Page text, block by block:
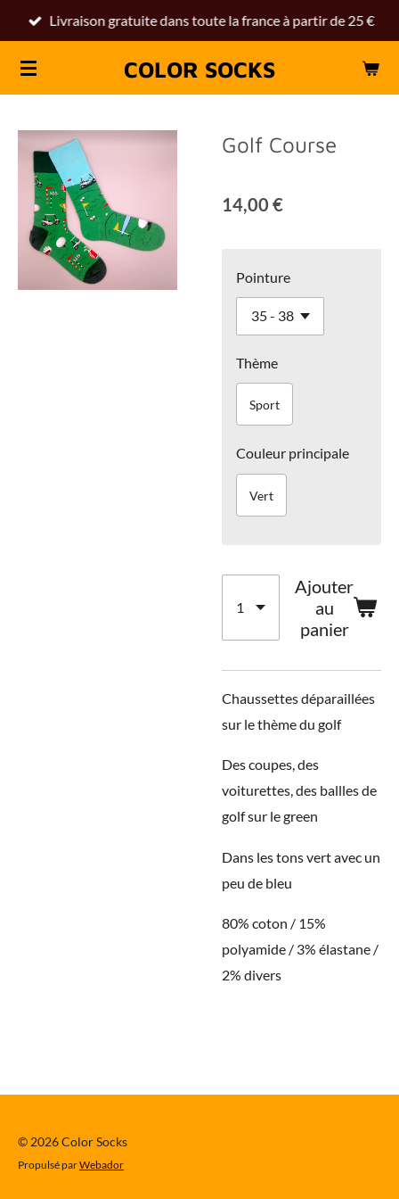
Passer
au
contenu
principal
COLOR SOCKS
Livraison gratuite dans toute la france à partir de 25 €
Golf Course
14,00 €
Pointure
Thème
Sport
Couleur principale
Vert
Ajouter
au
panier
Chaussettes déparaillées
sur le thème du golf
Des coupes, des
voiturettes, des ballles de
golf sur le green
Dans les tons vert avec un
peu de bleu
80% coton / 15%
polyamide / 3% élastane /
2% divers
© 2026 Color Socks
Propulsé parWebador